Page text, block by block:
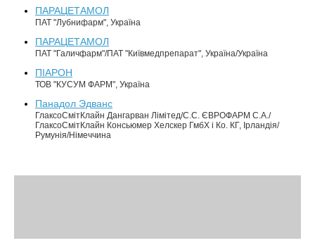
ПАРАЦЕТАМОЛ
ПАТ "Лубнифарм", Україна
ПАРАЦЕТАМОЛ
ПАТ "Галичфарм"/ПАТ "Київмедпрепарат", Україна/Україна
ПІАРОН
ТОВ "КУСУМ ФАРМ", Україна
Панадол Эдванс
ГлаксоСмітКлайн Дангарван Лімітед/С.С. ЄВРОФАРМ С.А./
ГлаксоСмітКлайн Консьюмер Хелскер ГмбХ і Ко. КГ, Ірландія/
Румунія/Німеччина